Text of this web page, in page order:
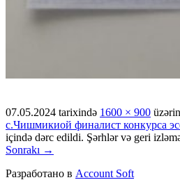
07.05.2024 tarixində 1600 × 900
с.Чишмикиой финалист конкурса
içində dərc edildi. Şərhlər və geri
Sonrakı →
Разработано в Account Soft